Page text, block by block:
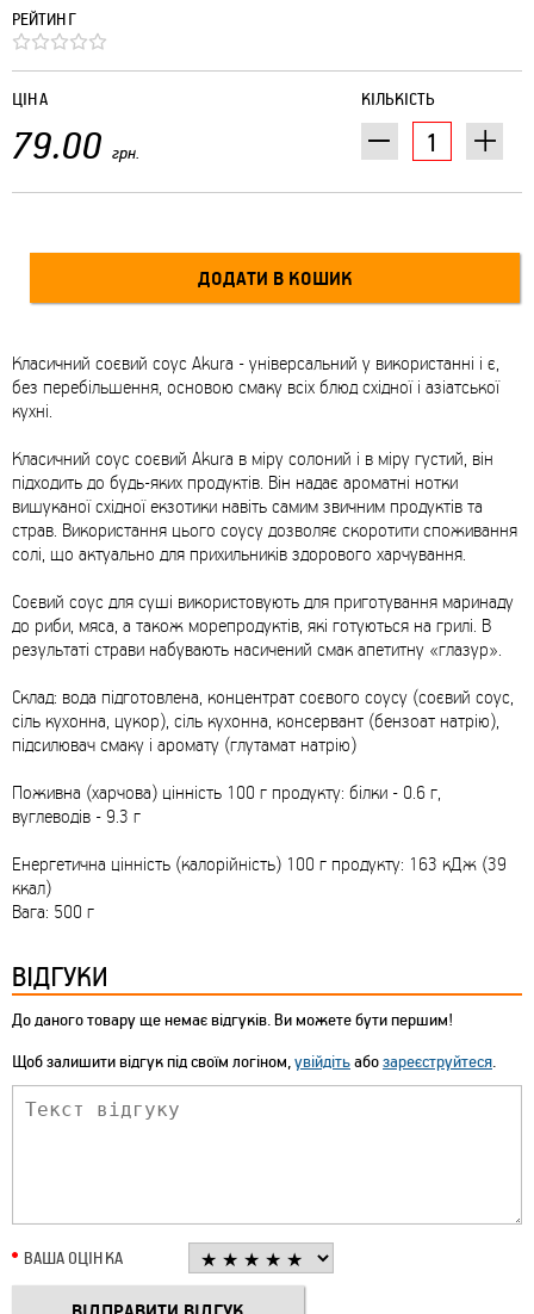
РЕЙТИНГ
КІЛЬКІСТЬ
ЦІНА
79.00 грн.
Класичний соєвий соус Akura - універсальний у використанні і є,
без перебільшення, основою смаку всіх блюд східної і азіатської
кухні.
Класичний соус соєвий Akura в міру солоний і в міру густий, він
підходить до будь-яких продуктів. Він надає ароматні нотки
вишуканої східної екзотики навіть самим звичним продуктів та
страв. Використання цього соусу дозволяє скоротити споживання
солі, що актуально для прихильників здорового харчування.
Соєвий соус для суші використовують для приготування маринаду
до риби, мяса, а також морепродуктів, які готуються на грилі. В
результаті страви набувають насичений смак апетитну «глазур».
Склад: вода підготовлена, концентрат соєвого соусу (соєвий соус,
сіль кухонна, цукор), сіль кухонна, консервант (бензоат натрію),
підсилювач смаку і аромату (глутамат натрію)
Поживна (харчова) цінність 100 г продукту: білки - 0.6 г,
вуглеводів - 9.3 г
Енергетична цінність (калорійність) 100 г продукту: 163 кДж (39
ккал)
Вага: 500 г
ВІДГУКИ
До даного товару ще немає відгуків. Ви можете бути першим!
Щоб залишити відгук під своїм логіном,увійдітьабозареєструйтеся.
ВАША ОЦІНКА